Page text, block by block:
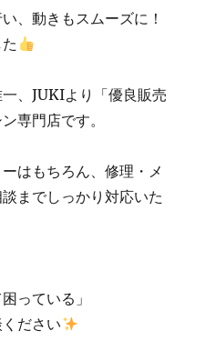
、動きもスムーズに！
、JUKIより「優良販売
専門店です。
はもちろん、修理・メ
までしっかり対応いた
っている」
ださい